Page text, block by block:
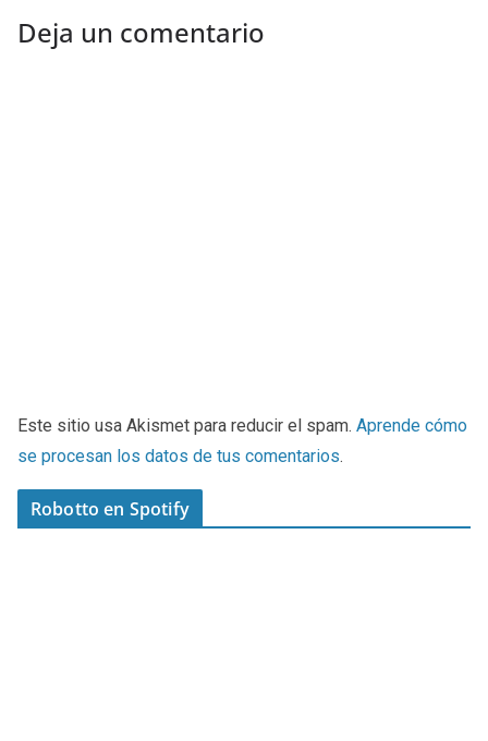
Deja un comentario
Este sitio usa Akismet para reducir el spam. Aprende cómo
se procesan los datos de tus comentarios.
Robotto en Spotify